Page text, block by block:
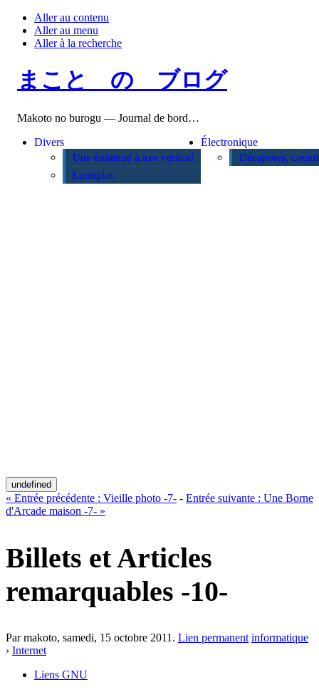
Aller au contenu
Aller au menu
Aller à la recherche
まこと の ブログ
Makoto no burogu — Journal de bord…
Divers
Une éolienne à axe vertical
Lumiplot
Électronique
Décapotes,
undefined
« Entrée précédente : Vieille photo -7- - Entrée suivante : Une Borne
d'Arcade maison -7- »
Billets et Articles
remarquables -10-
Par makoto, samedi, 15 octobre 2011 . Lien permanent informatique
› Internet
Liens GNU